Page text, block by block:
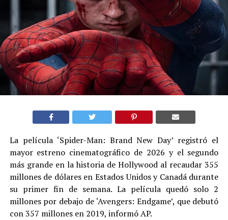
La película ‘Spider-Man: Brand New Day’ registró el
mayor estreno cinematográfico de 2026 y el segundo
más grande en la historia de Hollywood al recaudar 355
millones de dólares en Estados Unidos y Canadá durante
su primer fin de semana. La película quedó solo 2
millones por debajo de ‘Avengers: Endgame’, que debutó
con 357 millones en 2019, informó AP.